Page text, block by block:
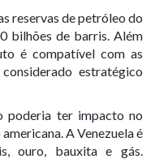
reservas de petróleo do
bilhões de barris. Além
é compatível com as
estratégico
poderia ter impacto no
A Venezuela é
ouro, bauxita e gás.